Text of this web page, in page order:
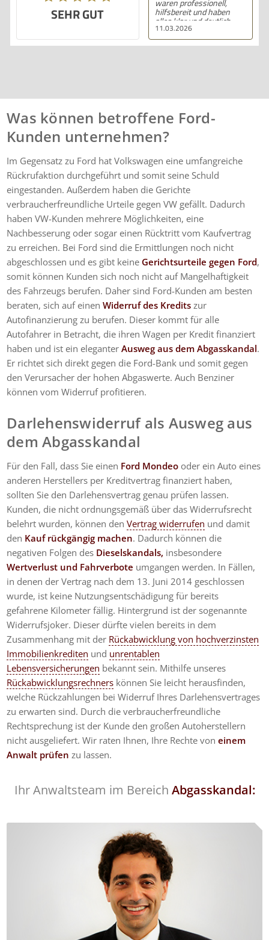
SEHR GUT
11.03.2026
waren professionell,
hilfsbereit und haben
alles klar und deutlich
erklärt. Ich bin mit der
Beratung sehr zufrieden
und kann ihre
Was können betroffene Ford-
Kunden unternehmen?
Im Gegensatz zu Ford hat Volkswagen eine umfangreiche
Rückrufaktion durchgeführt und somit seine Schuld
eingestanden. Außerdem haben die Gerichte
verbraucherfreundliche Urteile gegen VW gefällt. Dadurch
haben VW-Kunden mehrere Möglichkeiten, eine
Nachbesserung oder sogar einen Rücktritt vom Kaufvertrag
zu erreichen. Bei Ford sind die Ermittlungen noch nicht
abgeschlossen und es gibt keine Gerichtsurteile gegen Ford,
somit können Kunden sich noch nicht auf Mangelhaftigkeit
des Fahrzeugs berufen. Daher sind Ford-Kunden am besten
beraten, sich auf einenWiderruf des Kredits zur
Autofinanzierung zu berufen. Dieser kommt für alle
Autofahrer in Betracht, die ihren Wagen per Kredit finanziert
haben und ist ein eleganterAusweg aus dem Abgasskandal.
Er richtet sich direkt gegen die Ford-Bank und somit gegen
den Verursacher der hohen Abgaswerte. Auch Benziner
können vom Widerruf profitieren.
Darlehenswiderruf als Ausweg aus
dem Abgasskandal
Für den Fall, dass Sie einen Ford Mondeo oder ein Auto eines
anderen Herstellers per Kreditvertrag finanziert haben,
sollten Sie den Darlehensvertrag genau prüfen lassen.
Kunden, die nicht ordnungsgemäß über das Widerrufsrecht
belehrt wurden, können denVertrag widerrufen und damit
den Kauf rückgängig machen. Dadurch können die
negativen Folgen des Dieselskandals, insbesondere
Wertverlust und Fahrverbote umgangen werden. In Fällen,
in denen der Vertrag nach dem 13. Juni 2014 geschlossen
wurde, ist keine Nutzungsentschädigung für bereits
gefahrene Kilometer fällig. Hintergrund ist der sogenannte
Widerrufsjoker. Dieser dürfte vielen bereits in dem
Zusammenhang mit der Rückabwicklung von hochverzinsten
Immobilienkrediten und unrentablen
Lebensversicherungen bekannt sein. Mithilfe unseres
Rückabwicklungsrechners können Sie leicht herausfinden,
welche Rückzahlungen bei Widerruf Ihres Darlehensvertrages
zu erwarten sind. Durch die verbraucherfreundliche
Rechtsprechung ist der Kunde den großen Autoherstellern
nicht ausgeliefert. Wir raten Ihnen, Ihre Rechte von einem
Anwalt prüfen zu lassen.
Ihr Anwaltsteam im Bereich Abgasskandal: